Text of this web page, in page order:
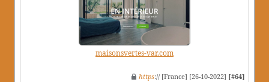
maisonsvertes-var.com
https:// [France] [26-10-2022] [#64]